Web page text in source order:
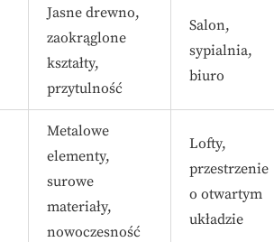
Jasne drewno,
zaokrąglone
kształty,
przytulność
Salon,
sypialnia,
biuro
Metalowe
elementy,
surowe
materiały,
nowoczesność
Lofty,
przestrzenie
o otwartym
układzie